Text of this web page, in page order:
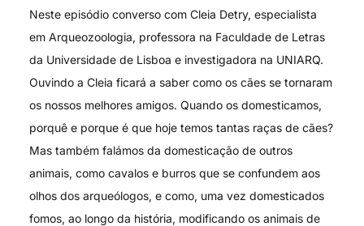
Neste episódio converso com Cleia Detry, especialista
em Arqueozoologia, professora na Faculdade de Letras
da Universidade de Lisboa e investigadora na UNIARQ.
Ouvindo a Cleia ficará a saber como os cães se tornaram
os nossos melhores amigos. Quando os domesticamos,
porquê e porque é que hoje temos tantas raças de cães?
Mas também falámos da domesticação de outros
animais, como cavalos e burros que se confundem aos
olhos dos arqueólogos, e como, uma vez domesticados
fomos, ao longo da história, modificando os animais de